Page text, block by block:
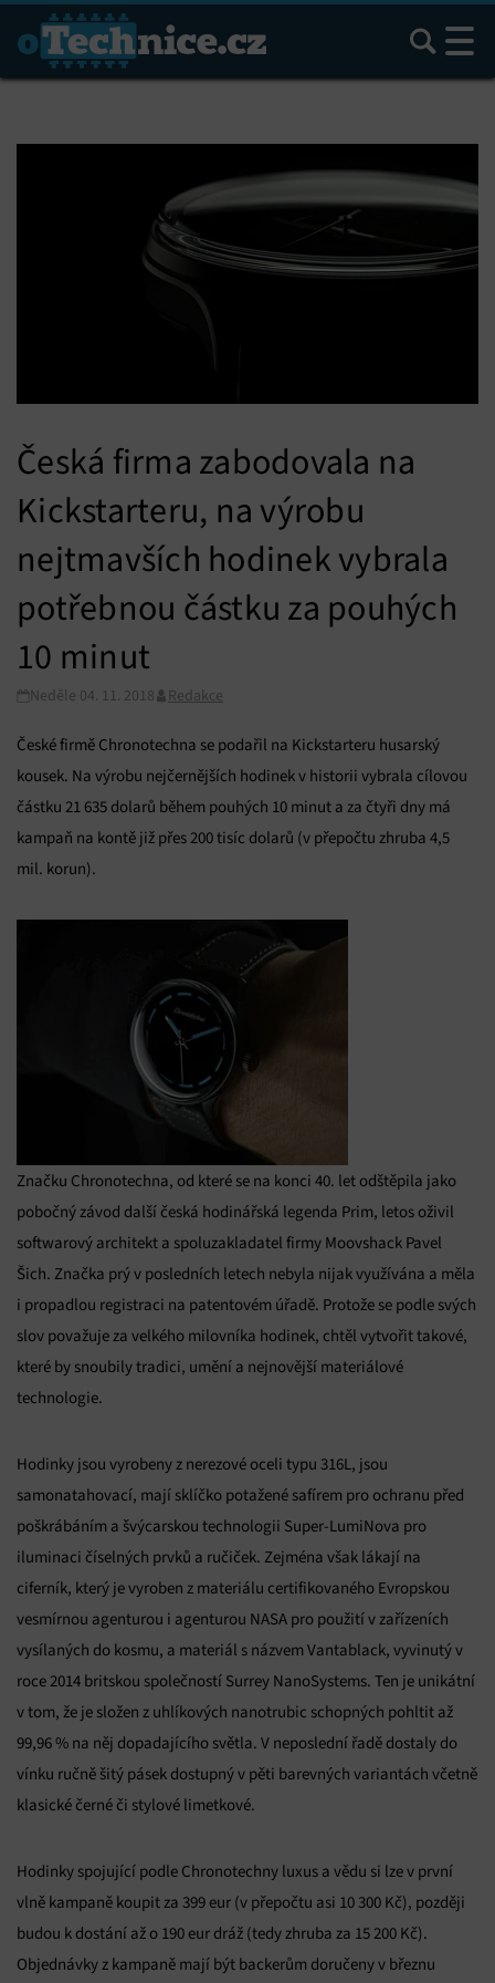
Hledat
Česká firma zabodovala na
Kickstarteru, na výrobu
nejtmavších hodinek vybrala
potřebnou částku za pouhých
10 minut
Neděle 04. 11. 2018 Redakce
České firmě Chronotechna se podařil na Kickstarteru husarský
kousek. Na výrobu nejčernějších hodinek v historii vybrala cílovou
částku 21 635 dolarů během pouhých 10 minut a za čtyři dny má
kampaň na kontě již přes 200 tisíc dolarů (v přepočtu zhruba 4,5
mil. korun).
Značku Chronotechna, od které se na konci 40. let odštěpila jako
pobočný závod další česká hodinářská legenda Prim, letos oživil
softwarový architekt a spoluzakladatel firmy Moovshack Pavel
Šich. Značka prý v posledních letech nebyla nijak využívána a měla
i propadlou registraci na patentovém úřadě. Protože se podle svých
slov považuje za velkého milovníka hodinek, chtěl vytvořit takové,
které by snoubily tradici, umění a nejnovější materiálové
technologie.
Hodinky jsou vyrobeny z nerezové oceli typu 316L, jsou
samonatahovací, mají sklíčko potažené safírem pro ochranu před
poškrábáním a švýcarskou technologii Super-LumiNova pro
iluminaci číselných prvků a ručiček. Zejména však lákají na
ciferník, který je vyroben z materiálu certifikovaného Evropskou
vesmírnou agenturou i agenturou NASA pro použití v zařízeních
vysílaných do kosmu, a materiál s názvem Vantablack, vyvinutý v
roce 2014 britskou společností Surrey NanoSystems. Ten je unikátní
v tom, že je složen z uhlíkových nanotrubic schopných pohltit až
99,96 % na něj dopadajícího světla. V neposlední řadě dostaly do
vínku ručně šitý pásek dostupný v pěti barevných variantách včetně
klasické černé či stylové limetkové.
Hodinky spojující podle Chronotechny luxus a vědu si lze v první
vlně kampaně koupit za 399 eur (v přepočtu asi 10 300 Kč), později
budou k dostání až o 190 eur dráž (tedy zhruba za 15 200 Kč).
Objednávky z kampaně mají být backerům doručeny v březnu